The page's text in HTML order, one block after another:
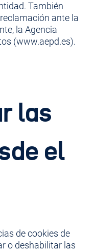
También
ante la
la Agencia
(www.aepd.es).
las
el
de cookies de
o deshabilitar las